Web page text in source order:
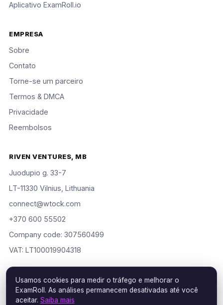
Aplicativo ExamRoll.io
EMPRESA
Sobre
Contato
Torne-se um parceiro
Termos & DMCA
Privacidade
Reembolsos
RIVEN VENTURES, MB
Juodupio g. 33-7
LT-11330 Vilnius, Lithuania
connect@wtock.com
+370 600 55502
Company code: 307560499
VAT: LT100019904318
© 2016–2026 Riven Ventures, MB. Todos os direitos reservados.
ExamRoll is an independent study aid, not affiliated with or
Usamos cookies para medir o tráfego e melhorar o
ExamRoll. As análises permanecem desativadas até você
aceitar. Saiba mais